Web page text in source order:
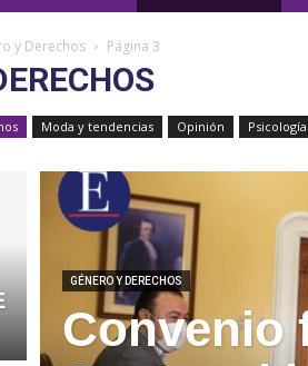
y Derechos Página 3
Moda y tendencias Opinión
GÉNERO Y DERECHOS
Convenio